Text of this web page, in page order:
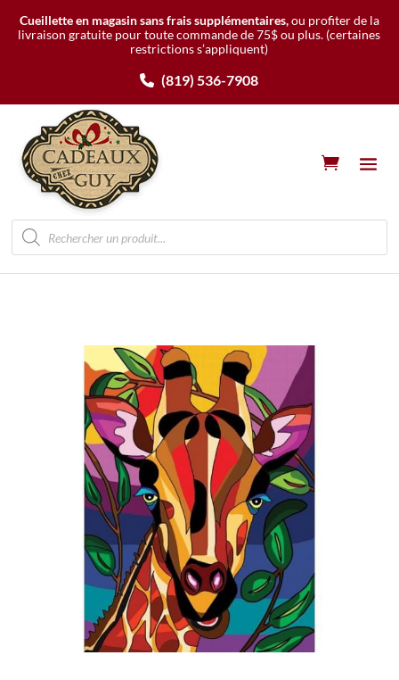
Cueillette en magasin sans frais supplémentaires,ou profiter de la
livraison gratuite pour toute commande de 75$ ou plus. (certaines
restrictions s’appliquent)
(819) 536-7908
Recherche
de
produits